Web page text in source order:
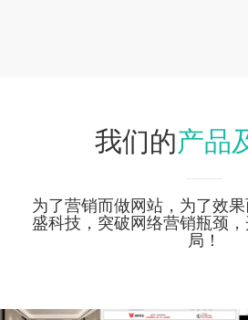
我们的产品
为了营销而做网站，为了效
盛科技，突破网络营销瓶颈
局！